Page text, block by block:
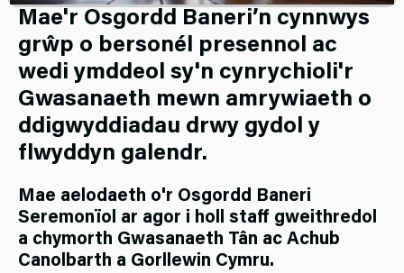
Mae'r Osgordd Baneri’n cynnwys
grŵp o bersonél presennol ac
wedi ymddeol sy'n cynrychioli'r
Gwasanaeth mewn amrywiaeth o
ddigwyddiadau drwy gydol y
flwyddyn galendr.
Mae aelodaeth o'r Osgordd Baneri
Seremonïol ar agor i holl staff gweithredol
a chymorth Gwasanaeth Tân ac Achub
Canolbarth a Gorllewin Cymru.